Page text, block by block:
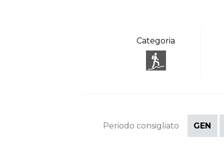
Categoria
Periodo consigliato GEN